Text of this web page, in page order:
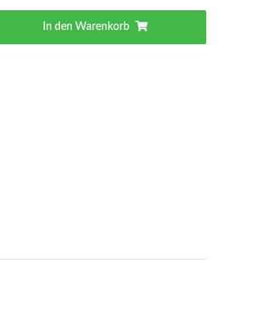
In den Warenkorb